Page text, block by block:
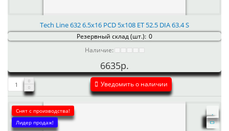
Tech Line 632 6.5x16 PCD 5x108 ET 52.5 DIA 63.4 S
Резервный склад (шт.): 0
Наличие:
6635р.
Уведомить о наличии
Снят с производства!
Лидер продаж!